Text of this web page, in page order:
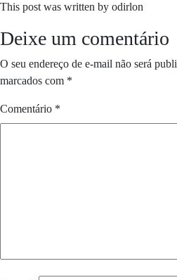
This post was written by odirlon
Deixe um comentário
O seu endereço de e-mail não será
marcados com *
Comentário *